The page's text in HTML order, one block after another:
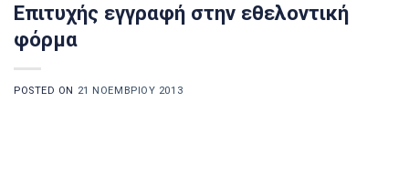
Επιτυχής εγγραφή στην εθελοντική
φόρμα
POSTED ON 21 ΝΟΕΜΒΡΊΟΥ 2013